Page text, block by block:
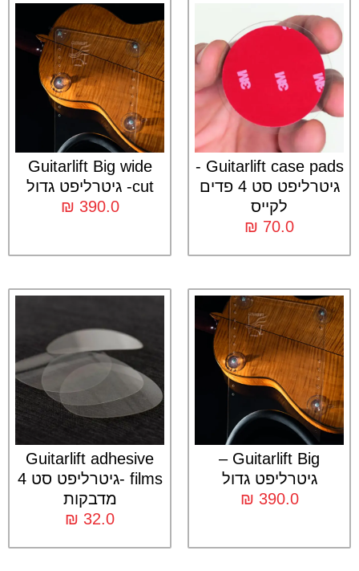
Guitarlift case pads -
גיטרליפט סט 4 פדים
לקייס
₪ 70.0
Guitarlift Big wide
cut- גיטרליפט גדול
₪ 390.0
Guitarlift Big –
גיטרליפט גדול
₪ 390.0
Guitarlift adhesive
films -גיטרליפט סט 4
מדבקות
₪ 32.0